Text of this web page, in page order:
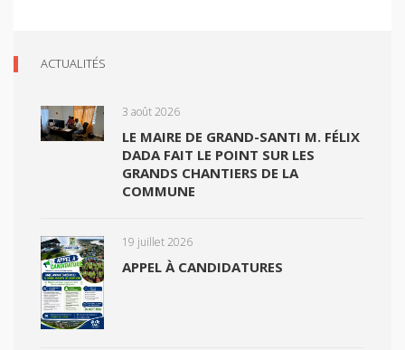
ACTUALITÉS
3 août 2026
LE MAIRE DE GRAND-SANTI M. FÉLIX
DADA FAIT LE POINT SUR LES
GRANDS CHANTIERS DE LA
COMMUNE
19 juillet 2026
APPEL À CANDIDATURES